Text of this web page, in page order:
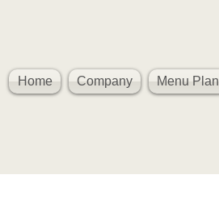
Home Company Menu Plan